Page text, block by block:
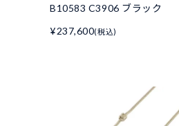
B10583 C3906 ブラック
¥237,600(税込)